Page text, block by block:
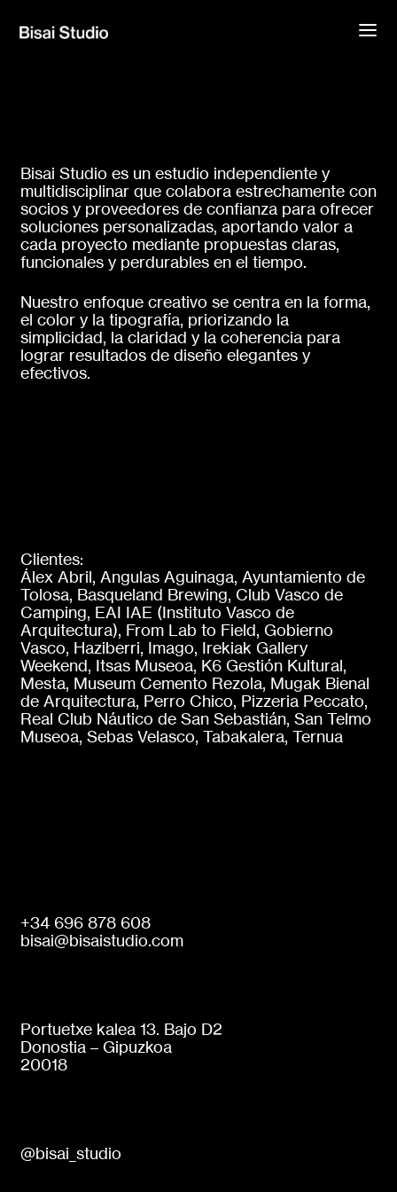
Bisai Studio es un estudio independiente y
multidisciplinar que colabora estrechamente con
socios y proveedores de confianza para ofrecer
soluciones personalizadas, aportando valor a
cada proyecto mediante propuestas claras,
funcionales y perdurables en el tiempo.
Nuestro enfoque creativo se centra en la forma,
el color y la tipografía, priorizando la
simplicidad, la claridad y la coherencia para
lograr resultados de diseño elegantes y
efectivos.
Clientes:
Álex Abril, Angulas Aguinaga, Ayuntamiento de
Tolosa, Basqueland Brewing, Club Vasco de
Camping, EAI IAE (Instituto Vasco de
Arquitectura), From Lab to Field, Gobierno
Vasco, Haziberri, Imago, Irekiak Gallery
Weekend, Itsas Museoa, K6 Gestión Kultural,
Mesta, Museum Cemento Rezola, Mugak Bienal
de Arquitectura, Perro Chico, Pizzeria Peccato,
Real Club Náutico de San Sebastián, San Telmo
Museoa, Sebas Velasco, Tabakalera, Ternua
+34 696 878 608
bisai@bisaistudio.com
Portuetxe kalea 13. Bajo D2
Donostia – Gipuzkoa
20018
@bisai_studio